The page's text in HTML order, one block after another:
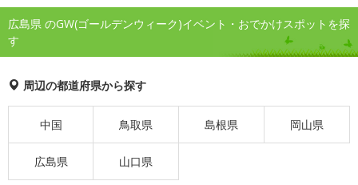
広島県 のGW(ゴールデンウィーク)イベント・おでかけスポットを探
す
周辺の都道府県から探す
中国 鳥取県 島根県 岡山県
広島県 山口県